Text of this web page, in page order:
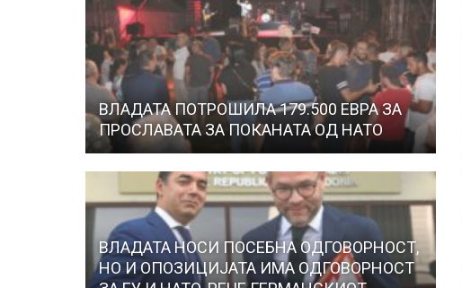
ВЛАДАТА ПОТРОШИЛА 179.500 ЕВРА ЗА
ПРОСЛАВАТА ЗА ПОКАНАТА ОД НАТО
ВЛАДАТА НОСИ ПОСЕБНА ОДГОВОРНОСТ,
НО И ОПОЗИЦИЈАТА ИМА ОДГОВОРНОСТ